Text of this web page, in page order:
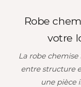
Robe
votre
La robe
entre structure
une pièce